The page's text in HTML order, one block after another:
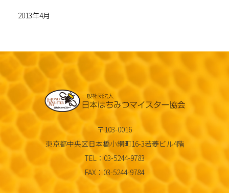
2013年4月
〒103-0016
東京都中央区日本橋小網町16-3若菱ビル4階
TEL：03-5244-9783
FAX：03-5244-9784